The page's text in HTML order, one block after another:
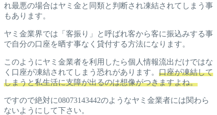
れ最悪の場合はヤミ金と同類と判断され凍結されてしまう事
もあります。
ヤミ金業界では「客振り」と呼ばれ客から客に振込みする事
で自分の口座を晒す事なく貸付する方法になります。
このようにヤミ金業者を利用したら個人情報流出だけではな
く口座が凍結されてしまう恐れがあります。 口座が凍結して
しまうと私生活に支障が出るのは想像がつきますよね。
ですので絶対に08073143442のようなヤミ金業者には関わら
ないようにして下さい。